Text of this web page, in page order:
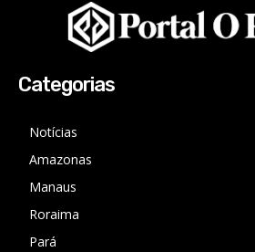
Categorias
Notícias
Amazonas
Manaus
Roraima
Pará